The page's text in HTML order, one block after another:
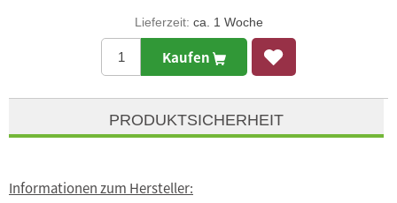
Lieferzeit: ca. 1 Woche
Kaufen
PRODUKTSICHERHEIT
Informationen zum Hersteller: